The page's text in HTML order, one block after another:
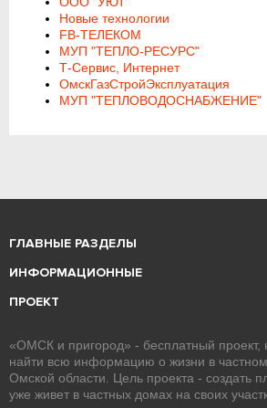
Новые технологии
FB-ТЕЛЕКОМ
МУП "ТЕПЛО-РЕСУРС"
Т-Сервис, Интернет
ОмскГазСтройЭксплуатация
МУП "ТЕПЛОВОДОСНАБЖЕНИЕ"
ГЛАВНЫЕ РАЗДЕЛЫ
ИНФОРМАЦИОННЫЕ
ПРОЕКТ
«ОМСК и пригород» - бесплатный проект,
найти всю информацию о жизни в
Омской области. Цель проекта - создать
уже живет в частных домах на своих